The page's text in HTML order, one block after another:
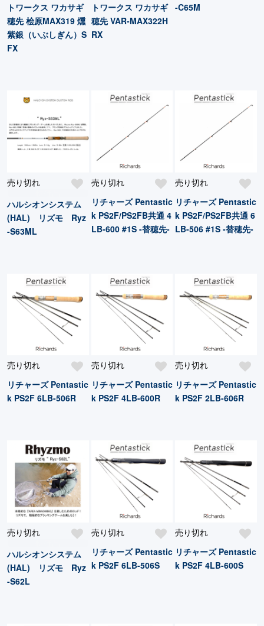
トワークス ワカサギ
穂先 桧原MAX319 燻
紫銀（いぶしぎん）S
FX
トワークス ワカサギ
穂先 VAR-MAX322H
RX
-C65M
売り切れ
ハルシオンシステム
(HAL) リズモ Ryz
-S63ML
売り切れ
リチャーズ Pentastic
k PS2F/PS2FB共通 4
LB-600 #1S -替穂先-
売り切れ
リチャーズ Pentastic
k PS2F/PS2FB共通 6
LB-506 #1S -替穂先-
売り切れ
リチャーズ Pentastic
k PS2F 6LB-506R
売り切れ
リチャーズ Pentastic
k PS2F 4LB-600R
売り切れ
リチャーズ Pentastic
k PS2F 2LB-606R
売り切れ
ハルシオンシステム
(HAL) リズモ Ryz
-S62L
売り切れ
リチャーズ Pentastic
k PS2F 6LB-506S
売り切れ
リチャーズ Pentastic
k PS2F 4LB-600S